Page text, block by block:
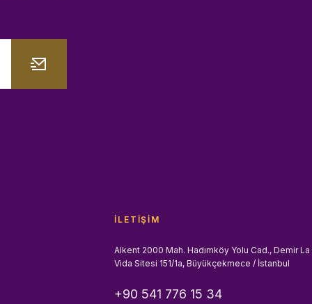
İLETIŞIM
Alkent 2000 Mah. Hadımköy Yolu Cad., Demir La
Vida Sitesi 151/1a, Büyükçekmece / İstanbul
+90 541 776 15 34